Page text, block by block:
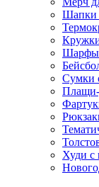
Шапки
Шарфы
Сумки
Худи с